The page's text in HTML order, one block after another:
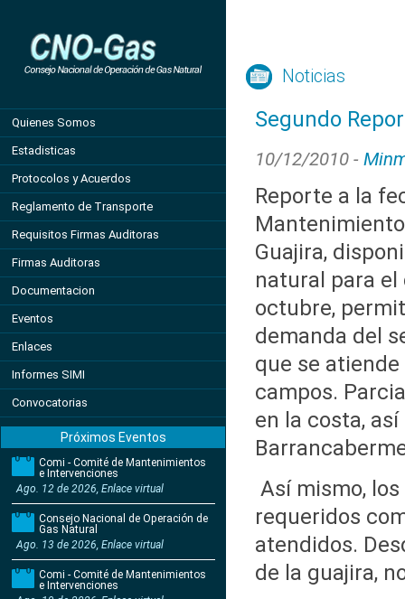
Quienes Somos
Estadisticas
Protocolos y Acuerdos
Reglamento de Transporte
Requisitos Firmas Auditoras
Firmas Auditoras
Documentacion
Eventos
Enlaces
Informes SIMI
Convocatorias
Próximos Eventos
Comi - Comité de Mantenimientos
e Intervenciones
Ago. 12 de 2026, Enlace virtual
Consejo Nacional de Operación de
Gas Natural
Ago. 13 de 2026, Enlace virtual
Comi - Comité de Mantenimientos
e Intervenciones
Noticias
Segundo
10/12/2010 -
Reporte a la
Guajira,
natural para el
octubre,
demanda del
que se
campos.
en la costa,
Así mismo,
requeridos
atendidos.
de la guajira,